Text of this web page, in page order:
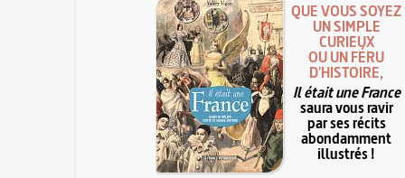
QUE VOUS SOYEZ
UN SIMPLE
CURIEUX
OU UN FÉRU
D'HISTOIRE,
Il était une France
saura vous ravir
par ses récits
abondamment
illustrés !